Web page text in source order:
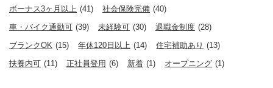
ボーナス3ヶ月以上 (41) 社会保険完備 (40)
車・バイク通勤可 (39) 未経験可 (30) 退職金制度 (28)
ブランクOK (15) 年休120日以上 (14) 住宅補助あり (13)
扶養内可 (11) 正社員登用 (6) 新着 (1) オープニング (1)